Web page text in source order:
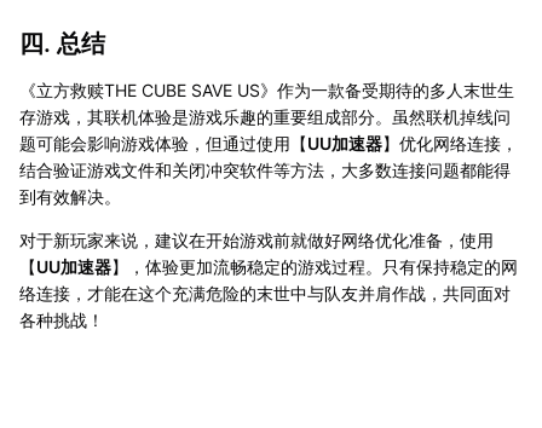
四. 总结
《立方救赎THE CUBE SAVE US》作为一款备受期待的多人末世生
存游戏，其联机体验是游戏乐趣的重要组成部分。虽然联机掉线问
题可能会影响游戏体验，但通过使用【UU加速器】优化网络连接，
结合验证游戏文件和关闭冲突软件等方法，大多数连接问题都能得
到有效解决。
对于新玩家来说，建议在开始游戏前就做好网络优化准备，使用
【UU加速器】，体验更加流畅稳定的游戏过程。只有保持稳定的网
络连接，才能在这个充满危险的末世中与队友并肩作战，共同面对
各种挑战！